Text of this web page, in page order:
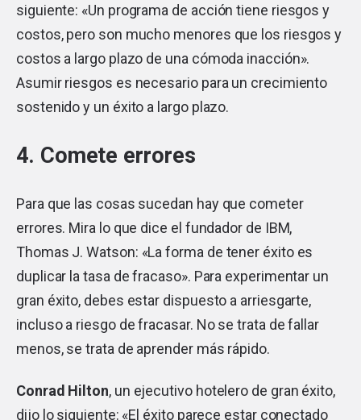
siguiente: «Un programa de acción tiene riesgos y
costos, pero son mucho menores que los riesgos y
costos a largo plazo de una cómoda inacción».
Asumir riesgos es necesario para un crecimiento
sostenido y un éxito a largo plazo.
4. Comete errores
Para que las cosas sucedan hay que cometer
errores. Mira lo que dice el fundador de IBM,
Thomas J. Watson: «La forma de tener éxito es
duplicar la tasa de fracaso». Para experimentar un
gran éxito, debes estar dispuesto a arriesgarte,
incluso a riesgo de fracasar. No se trata de fallar
menos, se trata de aprender más rápido.
Conrad Hilton, un ejecutivo hotelero de gran éxito,
dijo lo siguiente: «El éxito parece estar conectado